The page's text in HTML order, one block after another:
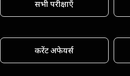
सभी परीक्षाएँ
करेंट अफेयर्स